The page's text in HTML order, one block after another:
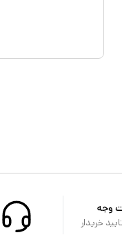
وجه
خریدار